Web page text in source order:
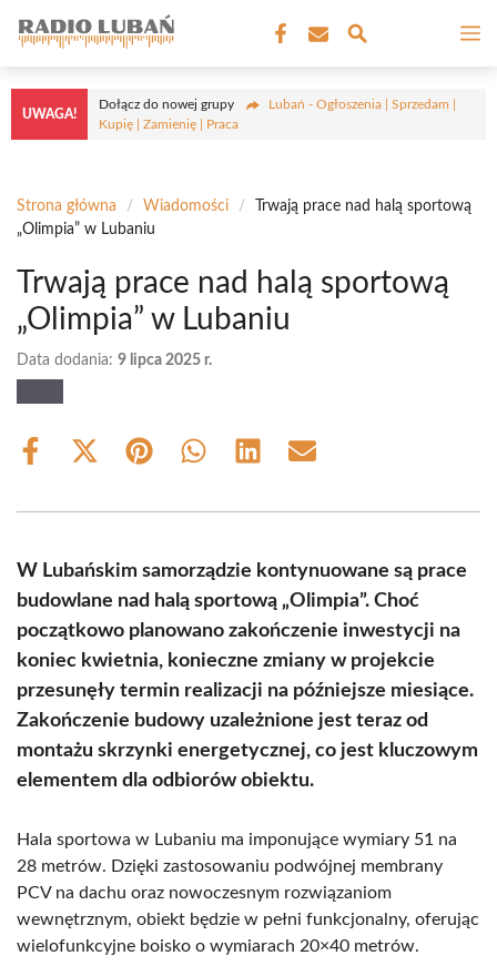
treści
UWAGA!
Dołącz do nowej grupy
Lubań - Ogłoszenia | Sprzedam |
Kupię | Zamienię | Praca
Strona główna / Wiadomości /
Trwają prace nad halą sportową
„Olimpia” w Lubaniu
Trwają prace nad halą sportową
„Olimpia” w Lubaniu
Data dodania: 9 lipca 2025 r.
Share
Share
(Twitter)
Share Share Share Share
W Lubańskim samorządzie kontynuowane są prace
budowlane nad halą sportową „Olimpia”. Choć
początkowo planowano zakończenie inwestycji na
koniec kwietnia, konieczne zmiany w projekcie
przesunęły termin realizacji na późniejsze miesiące.
Zakończenie budowy uzależnione jest teraz od
montażu skrzynki energetycznej, co jest kluczowym
elementem dla odbiorów obiektu.
Hala sportowa w Lubaniu ma imponujące wymiary 51 na
28 metrów. Dzięki zastosowaniu podwójnej membrany
PCV na dachu oraz nowoczesnym rozwiązaniom
wewnętrznym, obiekt będzie w pełni funkcjonalny, oferując
wielofunkcyjne boisko o wymiarach 20×40 metrów.